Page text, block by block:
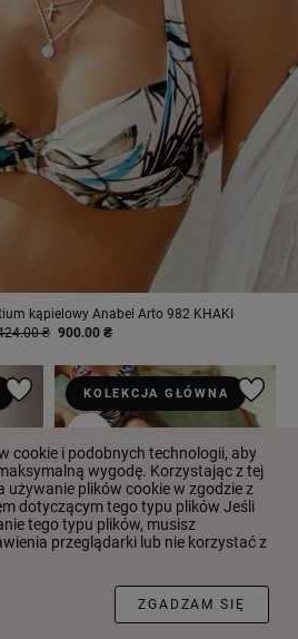
kąpielowy Anabel Arto 982 KHAKI
₴ 900.00 ₴
KOLEKCJA GŁÓWNA
cookie i podobnych technologii, aby
wygodę. Korzystając z tej
używanie plików cookie w zgodzie z
dotyczącym tego typu plików Jeśli
tego typu plików, musisz
przeglądarki lub nie korzystać z
ZGADZAM SIĘ